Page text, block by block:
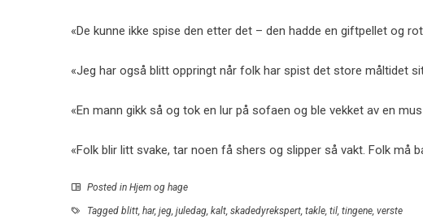
«De kunne ikke spise den etter det – den hadde en giftpellet og
«Jeg har også blitt oppringt når folk har spist det store måltidet
«En mann gikk så og tok en lur på sofaen og ble vekket av en
«Folk blir litt svake, tar noen få shers og slipper så vakt. Folk må
Posted in Hjem og hage
Tagged blitt, har, jeg, juledag, kalt, skadedyrekspert, takle, til, tingene, verste